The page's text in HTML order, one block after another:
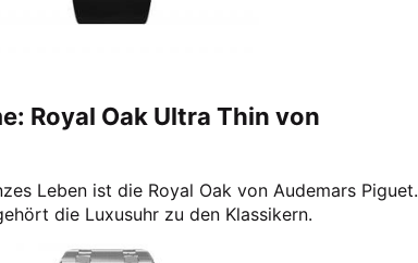
Royal Oak Ultra Thin von
Leben ist die Royal Oak von Audemars Piguet.
die Luxusuhr zu den Klassikern.